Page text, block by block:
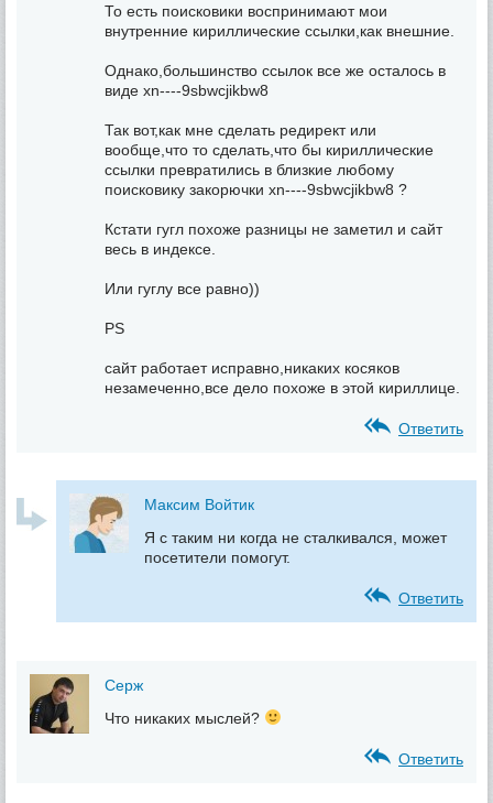
То есть поисковики воспринимают мои
внутренние кириллические ссылки,как внешние.
Однако,большинство ссылок все же осталось в
виде xn----9sbwcjikbw8
Так вот,как мне сделать редирект или
вообще,что то сделать,что бы кириллические
ссылки превратились в близкие любому
поисковику закорючки xn----9sbwcjikbw8 ?
Кстати гугл похоже разницы не заметил и сайт
весь в индексе.
Или гуглу все равно))
PS
сайт работает исправно,никаких косяков
незамеченно,все дело похоже в этой кириллице.
Ответить
Максим Войтик
Я с таким ни когда не сталкивался, может
посетители помогут.
Ответить
Серж
Что никаких мыслей?
Ответить